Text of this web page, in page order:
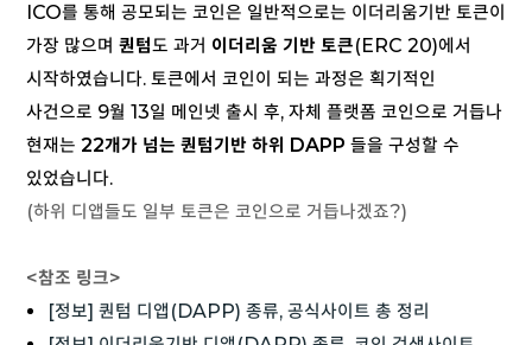
ICO를 통해 공모되는 코인은 일반적으로는 이더리움기반 토큰이
가장 많으며 퀀텀도 과거 이더리움 기반 토큰(ERC 20)에서
시작하였습니다. 토큰에서 코인이 되는 과정은 획기적인
사건으로 9월 13일 메인넷 출시 후, 자체 플랫폼 코인으로 거듭나
현재는 22개가 넘는 퀀텀기반 하위 DAPP 들을 구성할 수
있었습니다.
(하위 디앱들도 일부 토큰은 코인으로 거듭나겠죠?)
<참조 링크>
[정보] 퀀텀 디앱(DAPP) 종류, 공식사이트 총 정리